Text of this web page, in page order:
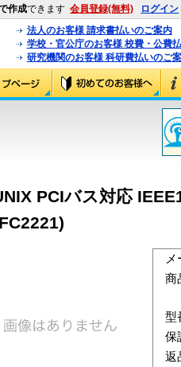
作成できます 会員登録(無料) ログイン
法人のお客様 請求書払いのご案内
学校・官公庁のお客様 校費・公費
研究機関のお客様 科研費払いのご
PCIバス対応
商
型
保
返